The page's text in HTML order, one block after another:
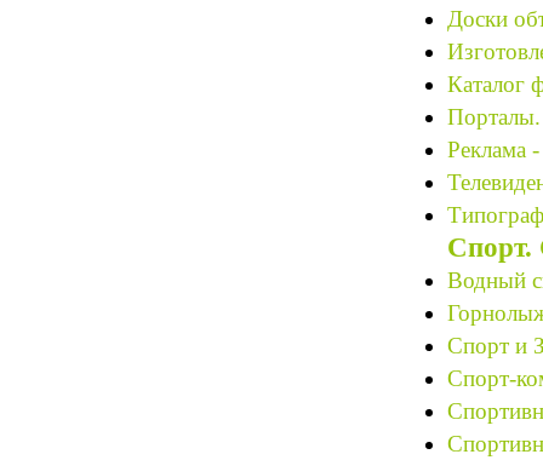
Доски
Каталог
Реклама -
Спорт.
Водный
Спорт и
Спорт-